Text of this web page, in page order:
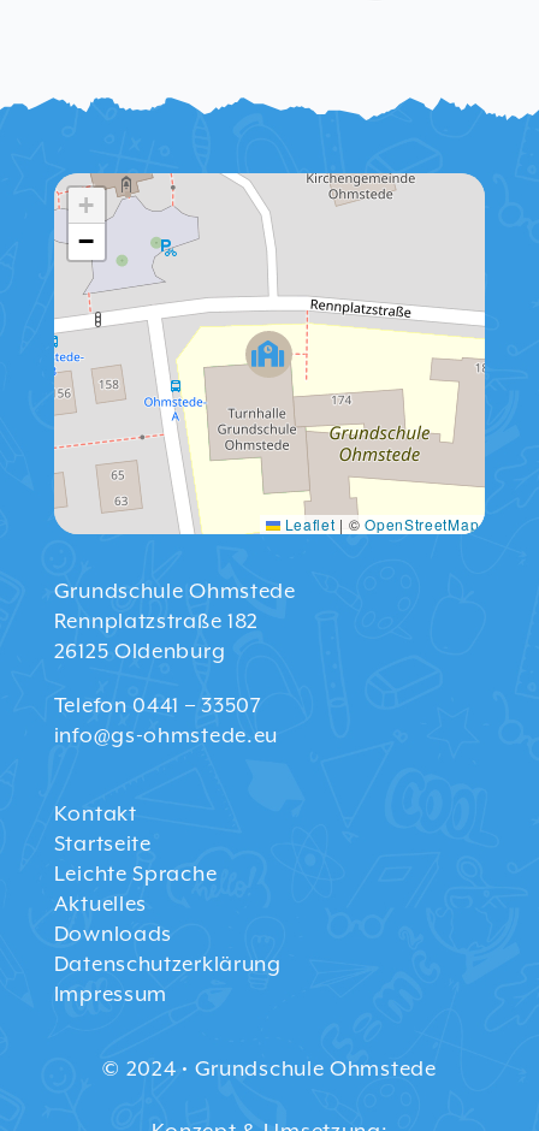
Grundschule Ohmstede
Rennplatzstraße 182
26125 Oldenburg
Telefon 0441 – 33507
info@gs-ohmstede.eu
© 2024 • Grundschule Ohmstede
Kontakt
Startseite
Leichte Sprache
Aktuelles
Downloads
Datenschutzerklärung
Impressum
+
−
Leaflet | ©OpenStreetMap